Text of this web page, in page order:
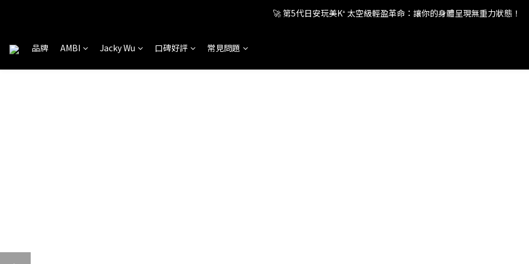
🚀 第5代日安玩美K⁺ 太空級輕盈革命：讓你的身體呈現無重力狀態！
🚀 第5代日安玩美K⁺ 太空級輕盈革命：讓你的身體呈現無重力狀態！
品牌 AMBI Jacky Wu 口碑好評 常見問題